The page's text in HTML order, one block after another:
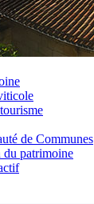
de Communes
du patrimoine